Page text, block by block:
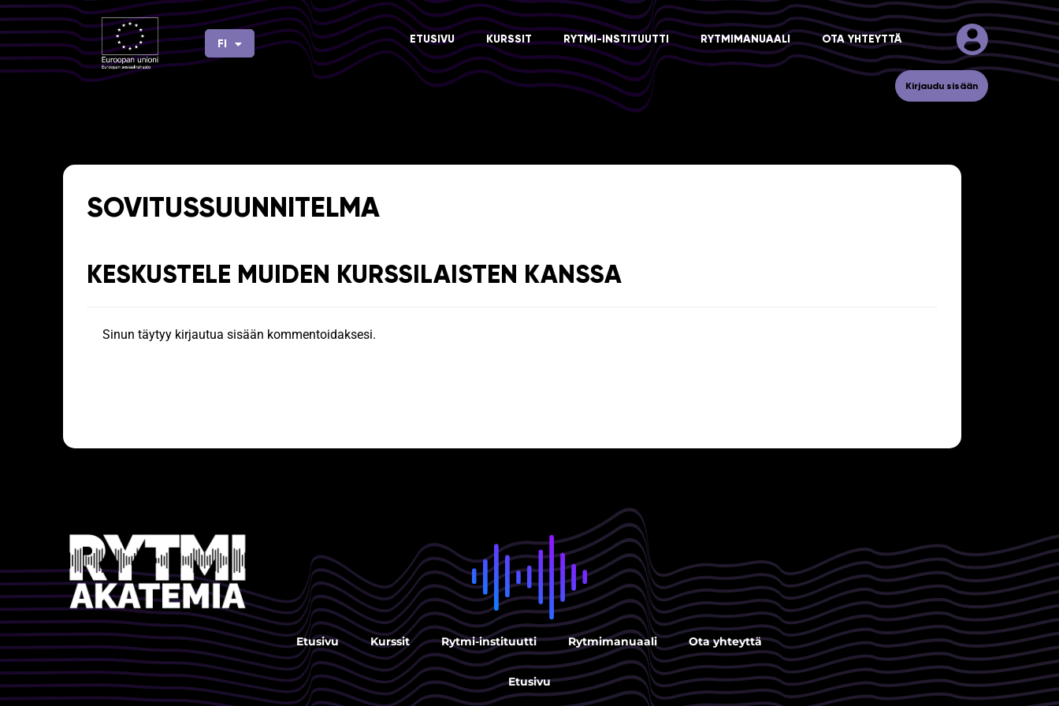
Siirry
sisältöön
FI
EN ETUSIVU KURSSIT RYTMI-INSTITUUTTI RYTMIMANUAALI OTA YHTEYTTÄ
Kirjaudu sisään
SOVITUSSUUNNITELMA
KESKUSTELE MUIDEN KURSSILAISTEN KANSSA
Sinun täytyy kirjautua sisään kommentoidaksesi.
Etusivu Kurssit Rytmi-instituutti Rytmimanuaali Ota yhteyttä
Etusivu